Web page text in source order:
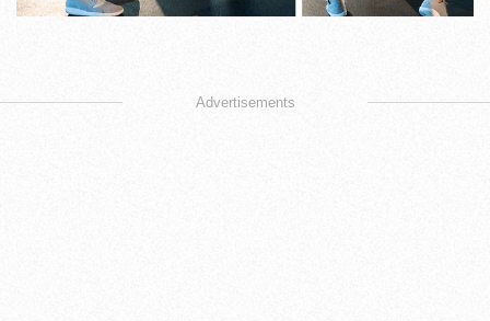
Advertisements